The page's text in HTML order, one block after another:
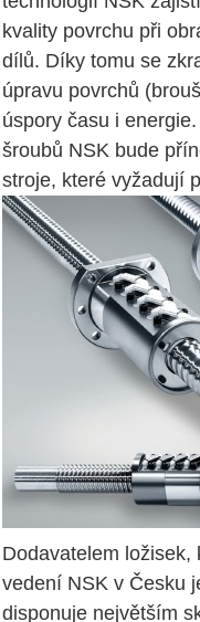
kvality povrchu při
dílů. Díky tomu se
úpravu povrchů
úspory času i
šroubů NSK bude
stroje, které vyžadují
Dodavatelem
vedení NSK v Česku
disponuje největším